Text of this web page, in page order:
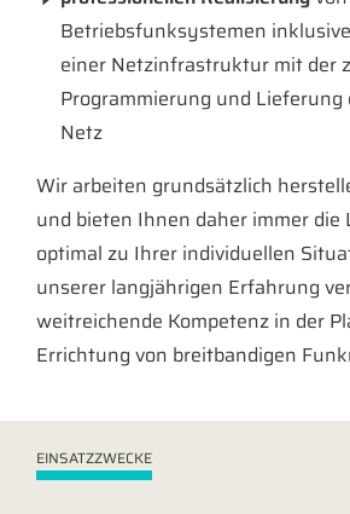
Betriebsfunksystemen
einer Netzinfrastruktur mit der
Programmierung und Lieferung
Netz
Wir arbeiten grundsätzlich
und bieten Ihnen daher immer die
optimal zu Ihrer individuellen
unserer langjährigen Erfahrung
weitreichende Kompetenz in der
Errichtung von breitbandigen
EINSATZZWECKE